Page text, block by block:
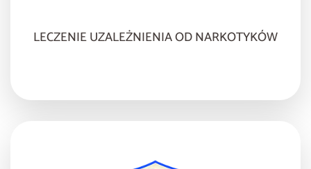
LECZENIE UZALEŻNIENIA OD NARKOTYKÓW